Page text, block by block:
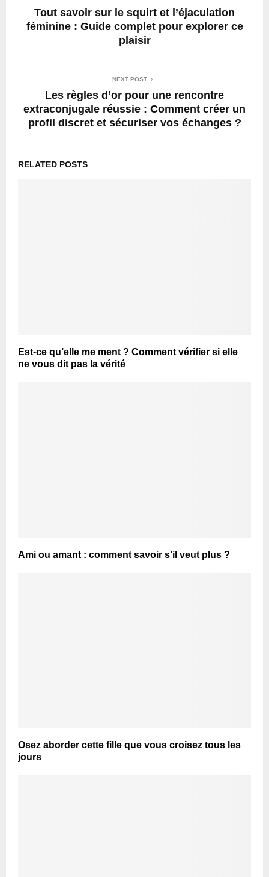
Tout savoir sur le squirt et l’éjaculation
féminine : Guide complet pour explorer ce
plaisir
NEXT POST
Les règles d’or pour une rencontre
extraconjugale réussie : Comment créer un
profil discret et sécuriser vos échanges ?
RELATED POSTS
Est-ce qu’elle me ment ? Comment vérifier si elle
ne vous dit pas la vérité
Ami ou amant : comment savoir s’il veut plus ?
Osez aborder cette fille que vous croisez tous les
jours